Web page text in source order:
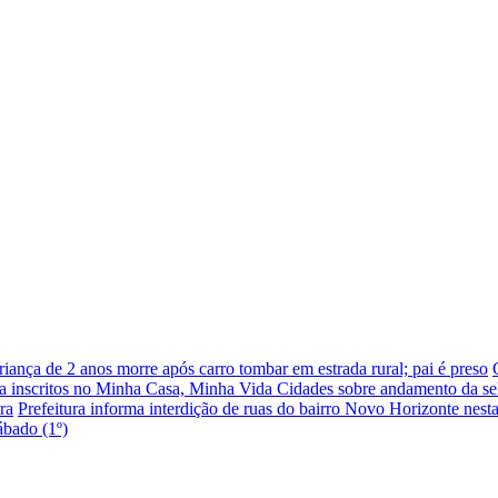
de 2 anos morre após carro tombar em estrada rural; pai é preso
inscritos no Minha Casa, Minha Vida Cidades sobre andamento da
Prefeitura informa interdição de ruas do bairro Novo Horizonte
(1º)